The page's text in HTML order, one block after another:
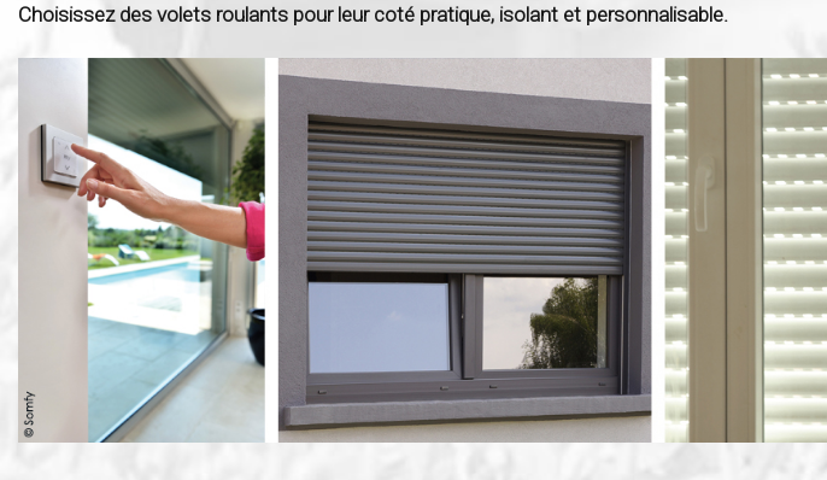
Choisissez des volets roulants pour leur coté pratique, isolant et personnalisable.